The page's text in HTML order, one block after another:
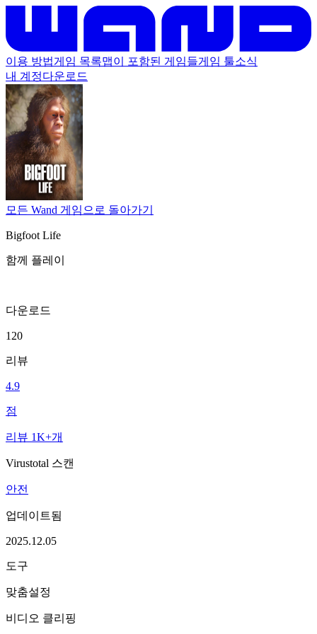
이용 방법게임 목록맵이 포함된 게임들게임 툴소식
내 계정다운로드
모든 Wand 게임으로 돌아가기
Bigfoot Life
함께 플레이
다운로드
120
리뷰
4.9
점
리뷰 1K+개
Virustotal 스캔
안전
업데이트됨
2025.12.05
도구
맞춤설정
비디오 클리핑